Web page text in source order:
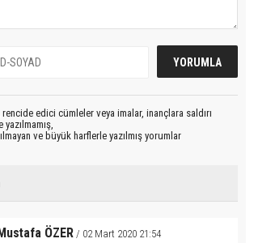
edici cümleler veya imalar, inançlara saldırı
ve büyük harflerle yazılmış yorumlar
ÖZER / 02 Mart 2020 21:54